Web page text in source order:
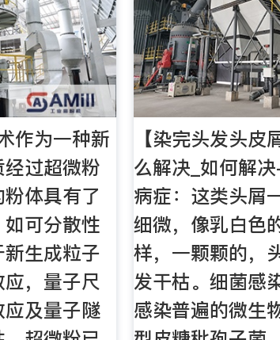
作为一种新
过超微粉
体具有了
可分散性
生成粒子
，量子尺
及量子隧
【染完头发头皮
么解决_如何解
病症：这类头屑
细微，像乳白色
样，一颗颗的，
发干枯。细菌感
感染普遍的微生